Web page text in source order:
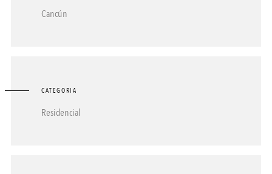
Cancún
CATEGORIA
Residencial